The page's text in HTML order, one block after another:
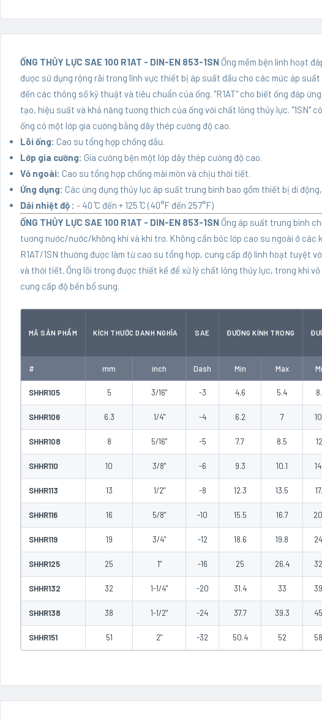
ỐNG THỦY LỰC SAE 100 R1AT - DIN-EN 853-1SN Ống mềm bện linh hoạt
được sử dụng rộng rãi trong lĩnh vực thiết bị áp suất dầu cho các mức áp suất
đến các thông số kỹ thuật và tiêu chuẩn của ống. "R1AT" cho biết ống đáp
tạo, hiệu suất và khả năng tương thích của ống với chất lỏng thủy lực. "1SN"
ống có một lớp gia cường bằng dây thép cường độ cao.
Lõi ống: Cao su tổng hợp chống dầu.
Lớp gia cường: Gia cường bện một lớp dây thép cường độ cao.
Vỏ ngoài: Cao su tổng hợp chống mài mòn và chịu thời tiết.
Ứng dụng: Các ứng dụng thủy lực áp suất trung bình bao gồm thiết bị di
Dải nhiệt độ : - 40 ̊C đến + 125 ̊C (40°F đến 257°F)
ỐNG THỦY LỰC SAE 100 R1AT - DIN-EN 853-1SN Ống áp suất trung bình
tương nước/nước/không khí và khí trơ. Không cần bóc lớp cao su ngoài ở các
R1AT/1SN thường được làm từ cao su tổng hợp, cung cấp độ linh hoạt tuyệt
và thời tiết. Ống lõi trong được thiết kế để xử lý chất lỏng thủy lực, trong khi
cung cấp độ bền bổ sung.
MÃ SẢN PHẨM KÍCH THƯỚC DANH NGHĨA SAE ĐƯỜNG KÍNH TRONG
# mm inch Dash Min Max
SHHR105 5 3/16" -3 4.6 5.4
SHHR106 6.3 1/4" -4 6.2 7
SHHR108 8 5/16" -5 7.7 8.5
SHHR110 10 3/8" -6 9.3 10.1
SHHR113 13 1/2" -8 12.3 13.5
SHHR116 16 5/8" -10 15.5 16.7
SHHR119 19 3/4" -12 18.6 19.8
SHHR125 25 1" -16 25 26.4
SHHR132 32 1-1/4" -20 31.4 33
SHHR138 38 1-1/2" -24 37.7 39.3
SHHR151 51 2" -32 50.4 52